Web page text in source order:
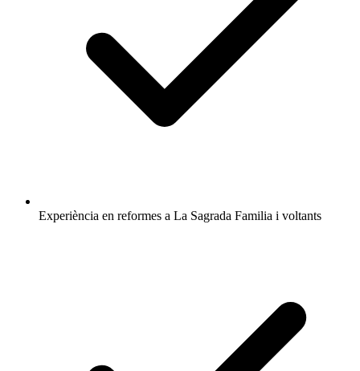
Experiència en reformes a La Sagrada Familia i voltants